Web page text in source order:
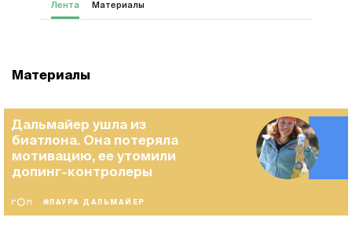
Лента Материалы
Материалы
Дальмайер ушла из
биатлона. Она потеряла
мотивацию, ее утомили
допинг-контролеры
#ЛАУРА ДАЛЬМАЙЕР